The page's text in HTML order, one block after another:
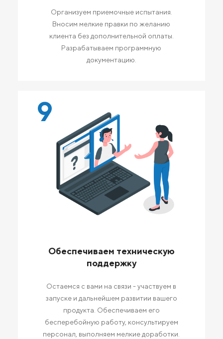
Организуем приемочные испытания.
Вносим мелкие правки по желанию
клиента без дополнительной оплаты.
Разрабатываем программную
документацию.
9
Обеспечиваем техническую
поддержку
Остаемся с вами на связи - участвуем в
запуске и дальнейшем развитии вашего
продукта. Обеспечиваем его
бесперебойную работу, консультируем
персонал, выполняем мелкие доработки.